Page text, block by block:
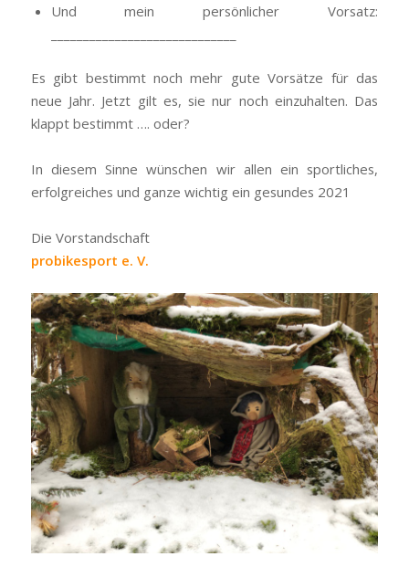
Und mein persönlicher Vorsatz:
Es gibt bestimmt noch mehr gute Vorsätze für das
neue Jahr. Jetzt gilt es, sie nur noch einzuhalten. Das
klappt bestimmt …. oder?
In diesem Sinne wünschen wir allen ein sportliches,
erfolgreiches und ganze wichtig ein gesundes 2021
Die Vorstandschaft
probikesport e. V.